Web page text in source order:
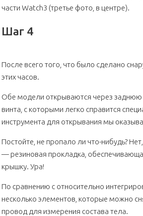
части Watch3 (третье фото, в центре).
Шаг 4
После всего того, что было сделано
этих часов.
Обе модели открываются через заднюю
винта, с которыми легко справится
инструмента для открывания мы
Постойте, не пропало ли что-нибудь?
— резиновая прокладка,
крышку. Ура!
По сравнению с относительно
несколько элементов, которые можно
провод для измерения состава тела.